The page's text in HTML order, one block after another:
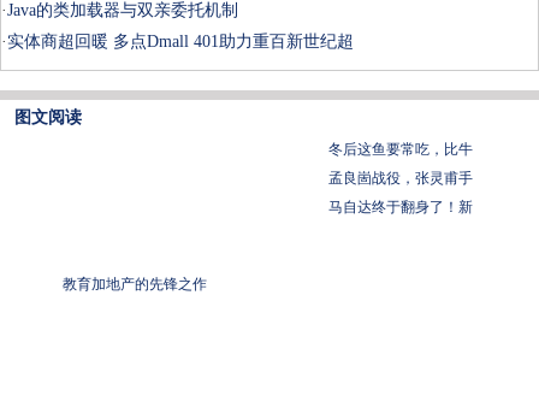
·Java的类加载器与双亲委托机制
·实体商超回暖 多点Dmall 401助力重百新世纪超
图文阅读
教育加地产的先锋之作
冬后这鱼要常吃，比牛
孟良崮战役，张灵甫手
马自达终于翻身了！新